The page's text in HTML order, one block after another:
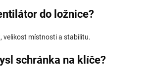
do ložnice?
velikost místnosti a stabilitu.
schránka na klíče?